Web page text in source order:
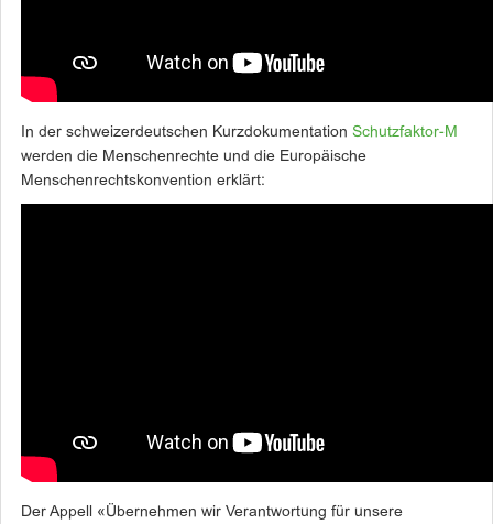
In der schweizerdeutschen Kurzdokumentation Schutzfaktor-M
werden die Menschenrechte und die Europäische
Menschenrechtskonvention erklärt:
Der Appell «Übernehmen wir Verantwortung für unsere